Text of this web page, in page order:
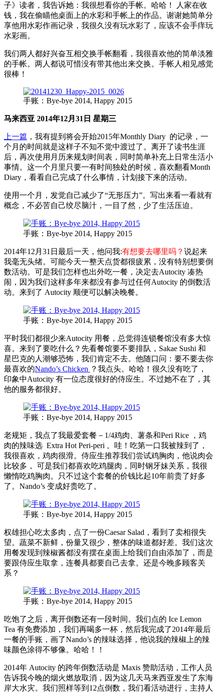
子》读者，我告诉她：我很想看你的手帐。哈哈！ 人家在收
钱，我在偷瞄他桌面上的水彩和手帐上的作品。谢谢她简单分
享他用水彩作画记录，我很久没有玩水彩了，应该不会手痒玩
水彩画。
我们两人都好兴奋互相交换手帐翻看，我很喜欢他的简单淡雅
的手帐。两人都说可惜没有带其他出来交换。手帐人相见感觉
很棒！
手账：Bye-bye 2014, Happy 2015
马来西亚 2014年12月31日 星期三
上一篇 ，我有提到将会开始2015年Monthly Diary 的记录，一
个月的时间就是这样子不知不觉中渡过了。离开了读书生涯
后，再次使用月历来规划时间表，同时简单补充上日常生活小
事情。 这一个月里只要一有时间独处的时候，喜欢翻看Month
Diary ，看看自己完成了什么事情，计划接下来的活动。
使用一个月，发觉自己减少了“无形压力”。写出来看一看就有
概念，不必苦自己绞尽脑汁，一目了然，少了生活压迫。
手账：Bye-bye 2014, Happy 2015
2014年12月31日最后一天，他问我:有想要去哪里吗？ 说起来
我毫无头绪。可能今天一整天点货都很疲累，没有特别想要倒
数活动。可是我们怎样也出外吃一餐，决定去Autocity 凑热
闹，因为我们这样多年来都没有参与过任何Autocity 的倒数活
动。来到了 Autocity 顺便可以解决晚餐。
手账：Bye-bye 2014, Happy 2015
平时我们都很少来Autocity 用餐，总觉得连锁餐馆没有多大惊
喜。来到了要吃什么？先看餐馆要不要排队，Sakae Sushi 和
星巴克的人潮够恐怖，我们肯定不去。他随口问：要不要去你
最喜欢的Nando’s Chicken ？我点头。哈哈！很久没有吃了，
印象中Autocity 有一位态度很好的侍应生。不过她不在了，其
他的服务都很好。
手账：Bye-bye 2014, Happy 2015
老规矩，我点了我最爱套餐－1/4鸡肉、薯条和Peri Rice ，鸡
肉的辣味选 Extra Hot Peri-peri 。哇！吃第一口我被辣到了，
我很喜欢，鸡肉很滑。侍应生推荐我们尝试鸡胸肉，他说肉会
比较多， 可是我们都喜欢吃鸡腿肉，同时钢牙妹关系，我很
懒惰吃鸡胸肉。只不过这个套餐的价钱比起10年前贵了好多
了。Nando’s 变成好贵吃了。
手账：Bye-bye 2014, Happy 2015
权雄担心吃太多肉，点了一份Caesar Salad，看到了卖相很失
望。蔬菜不新鲜，份量又很少，整体的味道都好差。我们这次
用餐发现到辣椒酱都没有摆在桌面上给我们自由添加了，而是
要跟侍应生取拿，连餐具都要自己去拿。还是今晚多顾客关
系？
手账：Bye-bye 2014, Happy 2015
吃饱了之后，离开倒数还有一段时间。我们点的 Ice Lemon
Tea 有免费添加，我们再喝多一杯，然后我完成了2014年最后
一餐的手账，画了Nando’s 的辣味选择，他说我的辣椒上的辣
味颜色涂得不够像。哈哈！！
2014年 Autocity 的跨年倒数活动是 Maxis 赞助活动，工作人员
告诉我今晚的烟火燃放取消，因为这几天马来西亚发生了东海
岸大水灾。我们照样等到12点倒数，我们看活动进行，主持人